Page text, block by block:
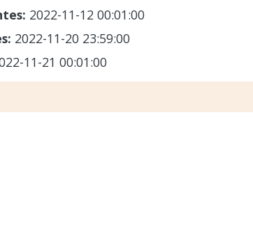
2022-11-12 00:01:00
2022-11-20 23:59:00
11-21 00:01:00